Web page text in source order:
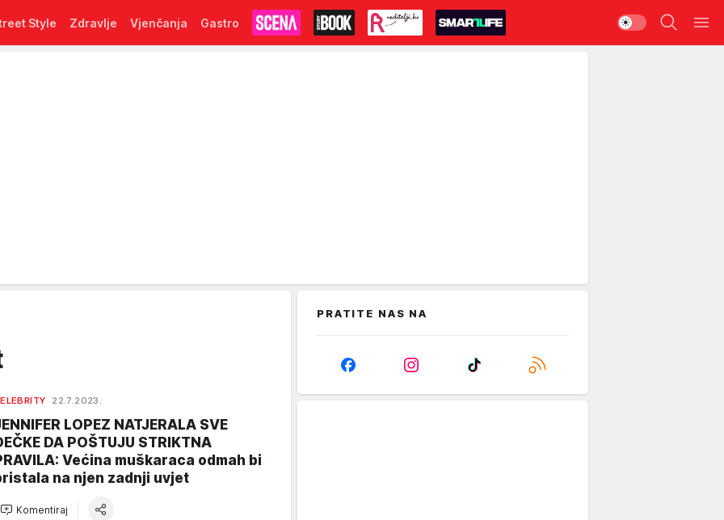
Style Zdravlje Vjenčanja Gastro
22.7.2023.
LOPEZ NATJERALA SVE
DA POŠTUJU STRIKTNA
Većina muškaraca odmah bi
na njen zadnji uvjet
Komentiraj
PRATITE NAS NA